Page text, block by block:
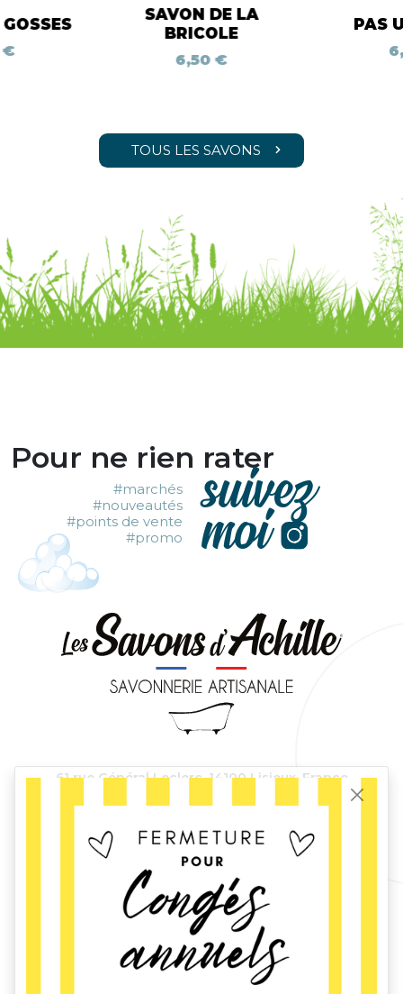
€
SAVON DE LA
BRICOLE
6,50 €
PAS
TOUS LES SAVONS
Pour ne rien rater
#marchés
#nouveautés
#points de vente
#promo
suivez
moi
61 rue Général Leclerc,14100 Lisieux, France
contact@lessavonsdachille.fr
Devenir revendeur?
Retrouvez-moi
lessavonsdachille
lessavonsdachille
©2022-2026 Les Savons d'Achille -Conditions générales